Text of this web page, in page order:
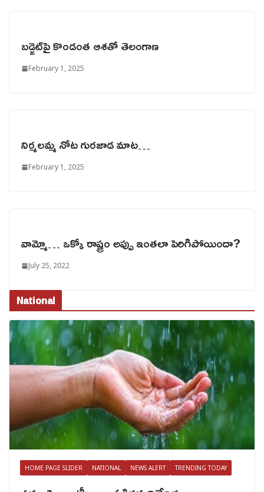
బడ్జెట్‌పై కొండంత ఆశతో తెలంగాణ
February 1, 2025
నిర్మలమ్మ నోట గురజాడ మాట…
February 1, 2025
వామ్మో… ఒక్కో రాష్ట్రం అప్పు ఇంతలా పెరిగిపోయిందా?
July 25, 2022
National
HOME PAGE SLIDER NATIONAL NEWS ALERT TRENDING TODAY